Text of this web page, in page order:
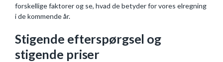
forskellige faktorer og se, hvad de betyder for vores elregning
i de kommende år.
Stigende efterspørgsel og
stigende priser